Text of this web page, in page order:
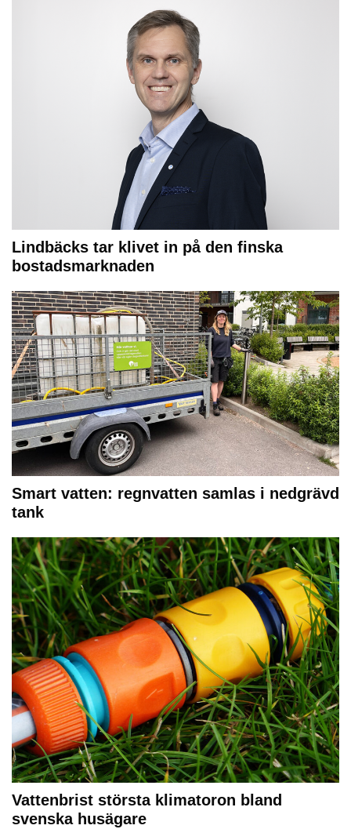
Lindbäcks tar klivet in på den finska
bostadsmarknaden
Smart vatten: regnvatten samlas i nedgrävd
tank
Vattenbrist största klimatoron bland
svenska husägare